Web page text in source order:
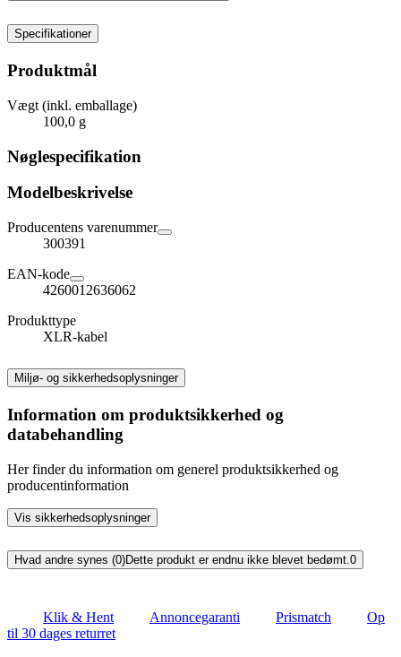
Specifikationer
Produktmål
Vægt (inkl. emballage)
100,0 g
Nøglespecifikation
Modelbeskrivelse
Producentens varenummer
300391
EAN-kode
4260012636062
Produkttype
XLR-kabel
Miljø- og sikkerhedsoplysninger
Information om produktsikkerhed og
databehandling
Her finder du information om generel produktsikkerhed og
producentinformation
Vis sikkerhedsoplysninger
Hvad andre synes (0)Dette produkt er endnu ikke blevet bedømt. 0
Klik & Hent Annoncegaranti Prismatch
Op
til 30 dages returret